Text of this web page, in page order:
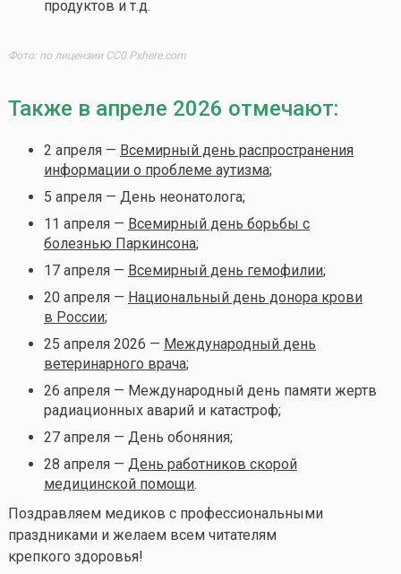
продуктов и т.д.
Фото: по лицензии CC0 Pxhere.com
Также в апреле 2026 отмечают:
2 апреля — Всемирный день распространения
информации о проблеме аутизма;
5 апреля — День неонатолога;
11 апреля — Всемирный день борьбы с
болезнью Паркинсона;
17 апреля — Всемирный день гемофилии;
20 апреля — Национальный день донора крови
в России;
25 апреля 2026 — Международный день
ветеринарного врача;
26 апреля — Международный день памяти жертв
радиационных аварий и катастроф;
27 апреля — День обоняния;
28 апреля — День работников скорой
медицинской помощи.
Поздравляем медиков с профессиональными
праздниками и желаем всем читателям
крепкого здоровья!